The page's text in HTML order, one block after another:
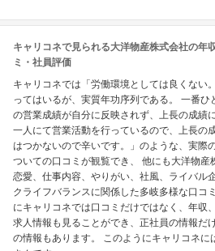
キャリコネで見られる大洋物産株式会社の年
ミ・社員評価
キャリコネでは「労働環境としては良くない
ってはいるが、実質年功序列である。 一番
の営業成績が自分に反映されず、上長の成績
一人にて営業活動を行っているので、上長の
はつかないので辛いです。」のような、実際
ついての口コミが観覧でき、 他にも大洋物産
恋愛、仕事内容、やりがい、社風、ライバル
クライフバランスに関係した多岐多様な口コ
にキャリコネでは口コミだけではなく、年収
求人情報も見ることができ、正社員の情報だ
の情報もあります。 このようにキャリコネに